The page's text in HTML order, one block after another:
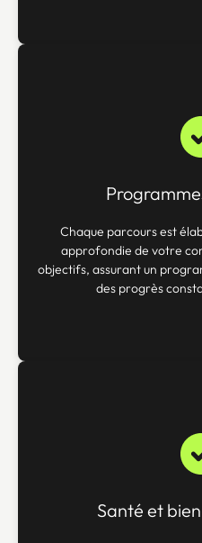
Chaque parcours est
approfondie de votre
objectifs, assurant un
des progrès
Santé et